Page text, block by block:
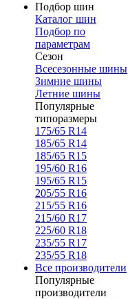
Подбор шин
Каталог шин
Подбор по
параметрам
Сезон
Всесезонные шины
Зимние шины
Летние шины
Популярные
типоразмеры
175/65 R14
185/65 R14
185/65 R15
195/60 R16
195/65 R15
205/55 R16
215/55 R16
215/60 R17
225/60 R18
235/55 R17
235/55 R18
Все производители
Популярные
производители